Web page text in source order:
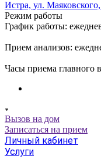
Истра, ул. Маяковского,
Режим работы
График работы:
Прием анализов:
Часы приема главного
Вызов на дом
Записаться на прием
Личный кабинет
Услуги